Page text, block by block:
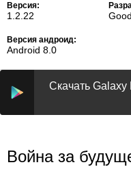
Версия:
1.2.22
Версия андроид:
Android 8.0
Скачать
Война за